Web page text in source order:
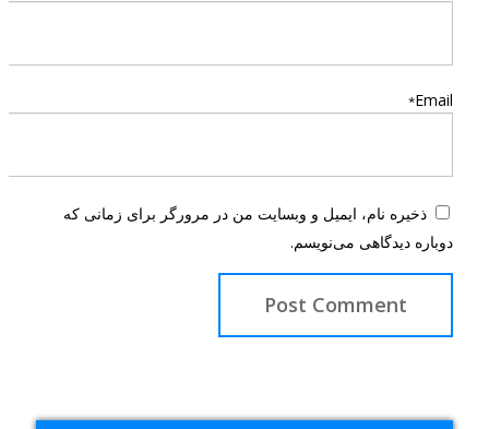
Email
*
ذخیره نام، ایمیل و وبسایت من در مرورگر برای زمانی که
دوباره دیدگاهی می‌نویسم.